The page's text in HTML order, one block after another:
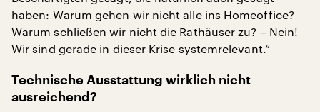
haben: Warum gehen wir nicht alle ins Homeoffice?
Warum schließen wir nicht die Rathäuser zu? – Nein!
Wir sind gerade in dieser Krise systemrelevant.“
Technische Ausstattung wirklich nicht
ausreichend?